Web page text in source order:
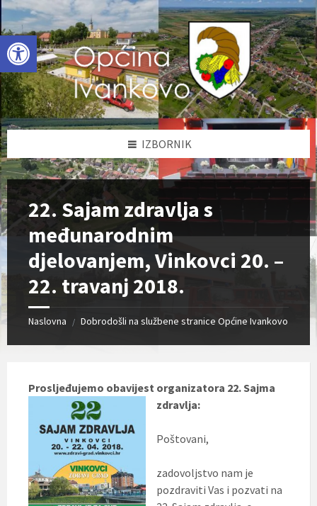
Open toolbar
Skip
to
content
Skip
to
left
sidebar
Skip
to
footer
IZBORNIK
22. Sajam zdravlja s
međunarodnim
djelovanjem, Vinkovci 20. –
22. travanj 2018.
Naslovna / Dobrodošli na službene stranice Općine Ivankovo
Prosljeđujemo obavijest organizatora 22. Sajma
zdravlja:
Poštovani,
zadovoljstvo nam je
pozdraviti Vas i pozvati na